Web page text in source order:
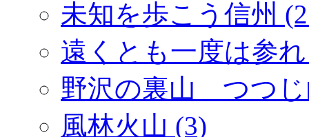
未知を歩こう信州
遠くとも一度は参
野沢の裏山 つつじ
風林火山 (3)